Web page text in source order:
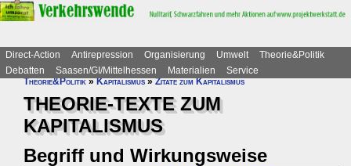
Direct-Action Antirepression Organisierung Umwelt
Theorie&Politik
Debatten
Saasen/GI/Mittelhessen Materialien
Service
Theorie&Politik»Kapitalismus»Zitate zum Kapitalismus
THEORIE-TEXTE ZUM
KAPITALISMUS
Begriff und Wirkungsweise